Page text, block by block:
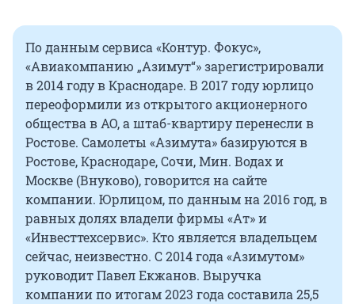
По данным сервиса «Контур. Фокус»,
«Авиакомпанию „Азимут“» зарегистрировали
в 2014 году в Краснодаре. В 2017 году юрлицо
переоформили из открытого акционерного
общества в АО, а штаб-квартиру перенесли в
Ростове. Самолеты «Азимута» базируются в
Ростове, Краснодаре, Сочи, Мин. Водах и
Москве (Внуково), говорится на сайте
компании. Юрлицом, по данным на 2016 год, в
равных долях владели фирмы «Ат» и
«Инвесттехсервис». Кто является владельцем
сейчас, неизвестно. С 2014 года «Азимутом»
руководит Павел Екжанов. Выручка
компании по итогам 2023 года составила 25,5